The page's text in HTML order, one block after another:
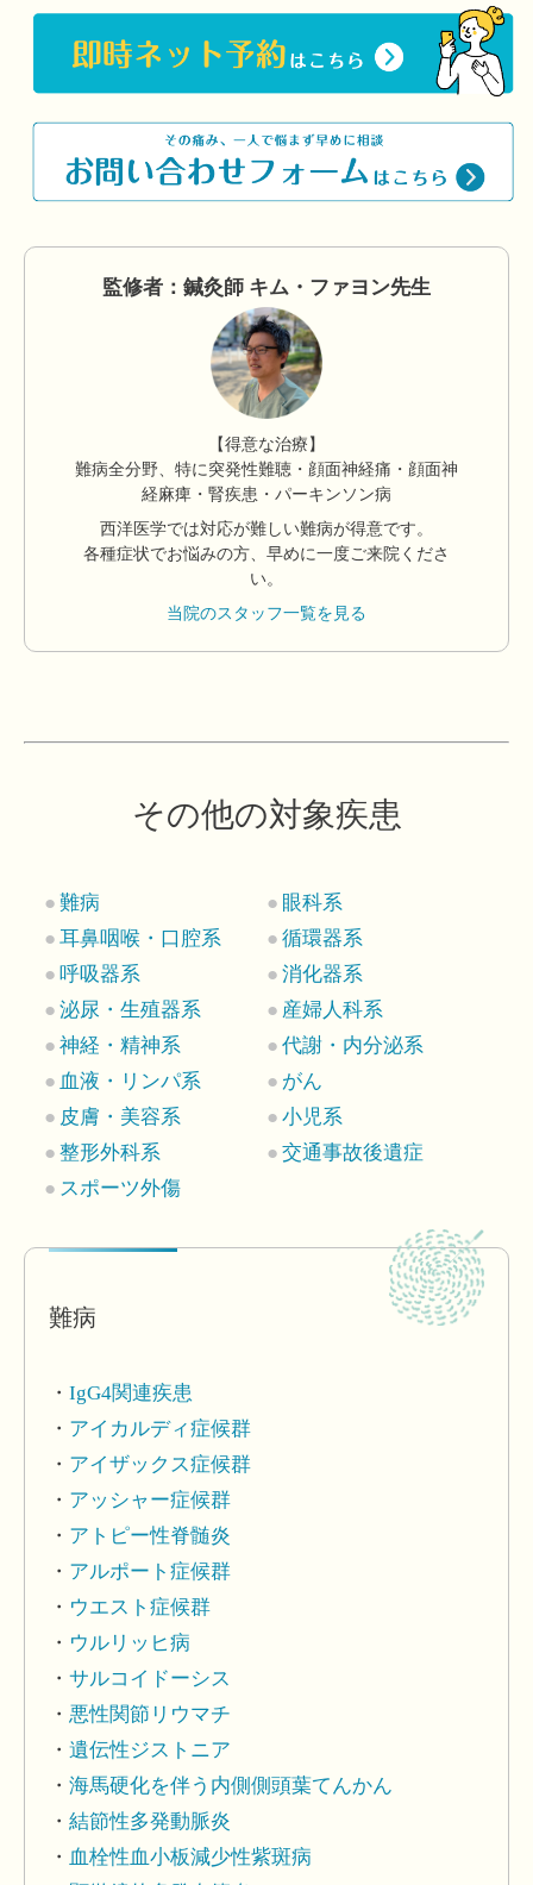
監修者：鍼灸師 キム・ファヨン先生
【得意な治療】
難病全分野、特に突発性難聴・顔面神経痛・顔面神
経麻痺・腎疾患・パーキンソン病
西洋医学では対応が難しい難病が得意です。
各種症状でお悩みの方、早めに一度ご来院くださ
い。
当院のスタッフ一覧を見る
その他の対象疾患
難病
眼科系
耳鼻咽喉・口腔系
循環器系
呼吸器系
消化器系
泌尿・生殖器系
産婦人科系
神経・精神系
代謝・内分泌系
血液・リンパ系
がん
皮膚・美容系
小児系
整形外科系
交通事故後遺症
スポーツ外傷
難病
IgG4関連疾患
アイカルディ症候群
アイザックス症候群
アッシャー症候群
アトピー性脊髄炎
アルポート症候群
ウエスト症候群
ウルリッヒ病
サルコイドーシス
悪性関節リウマチ
遺伝性ジストニア
海馬硬化を伴う内側側頭葉てんかん
結節性多発動脈炎
血栓性血小板減少性紫斑病